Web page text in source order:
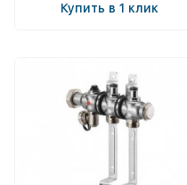
Купить в 1 клик